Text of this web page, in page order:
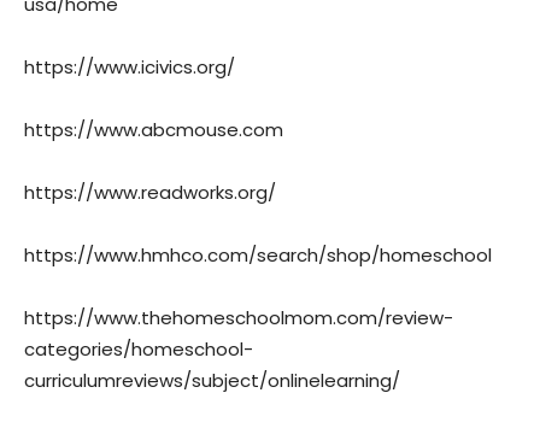
https://www.icivics.org/
https://www.abcmouse.com
https://www.readworks.org/
https://www.hmhco.com/search/shop/homeschool
https://www.thehomeschoolmom.com/review-
categories/homeschool-
curriculumreviews/subject/onlinelearning/